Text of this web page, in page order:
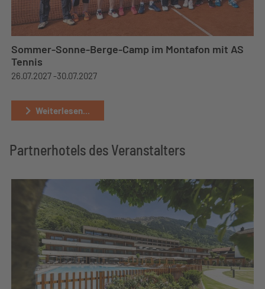
Sommer-Sonne-Berge-Camp im Montafon mit AS
Tennis
26.07.2027 -30.07.2027
Weiterlesen...
Partnerhotels des Veranstalters